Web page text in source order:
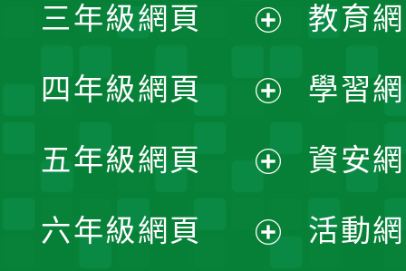
選
單
開
選
單
三年級網頁
開
選
單
四年級網頁
開
選
五年級網頁
開
六年級網頁
教育
學習
資安
活動